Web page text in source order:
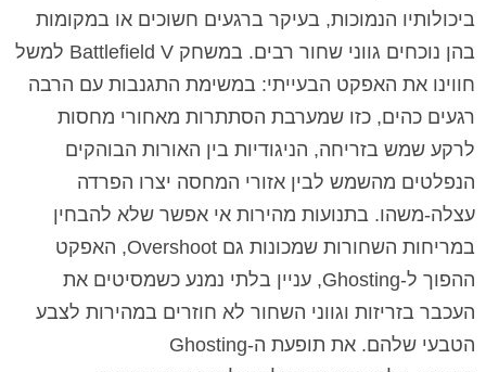
ביכולותיו הנמוכות, בעיקר ברגעים חשוכים או במקומות
בהן נוכחים גווני שחור רבים. במשחק Battlefield V למשל
חווינו את האפקט הבעייתי: במשימת התגנבות עם הרבה
רגעים כהים, כזו שמערבת הסתתרות מאחורי מחסות
לרקע שמש בזריחה, הניגודיות בין האורות הבוהקים
הנפלטים מהשמש לבין אזורי המחסה יצרו הפרדה
עצלה-משהו. בתנועות מהירות אי אפשר שלא להבחין
במריחות השחורות שמכונות גם Overshoot, האפקט
ההפוך ל-Ghosting, עניין בלתי נמנע כשמסיטים את
העכבר בזריזות וגווני השחור לא חוזרים במהירות לצבע
הטבעי שלהם. את תופעת ה-Ghosting